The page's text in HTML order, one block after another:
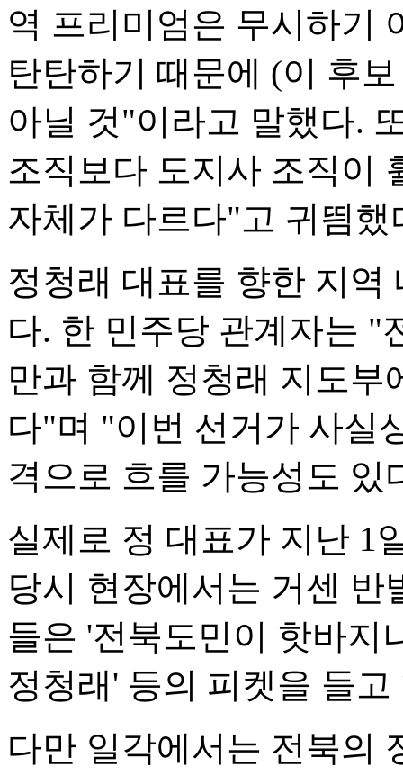
역 프리미엄은 무시하기
탄탄하기 때문에 (이 후
아닐 것"이라고 말했다.
조직보다 도지사 조직이
자체가 다르다"고 귀띔했
정청래 대표를 향한 지역
다. 한 민주당 관계자는 "
만과 함께 정청래 지도부
다"며 "이번 선거가 사실
격으로 흐를 가능성도 있
실제로 정 대표가 지난 1
당시 현장에서는 거센 반
들은 '전북도민이 핫바지
정청래' 등의 피켓을 들고
다만 일각에서는 전북의